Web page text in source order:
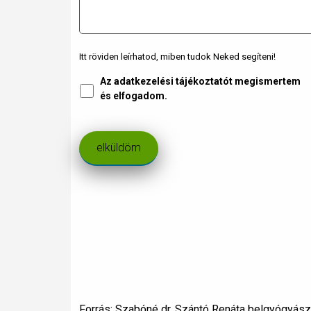
Itt röviden leírhatod, miben tudok Neked segíteni!
Adatkezelés *
Az adatkezelési tájékoztatót megismertem
és elfogadom.